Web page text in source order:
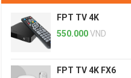
FPT TV 4K
550.000VND
FPT TV 4K FX6